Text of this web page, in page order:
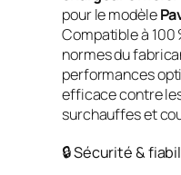
pour le modèle
Compatible à
normes du
performances
efficace contre
surchauffes et
🔒 Sécurité &